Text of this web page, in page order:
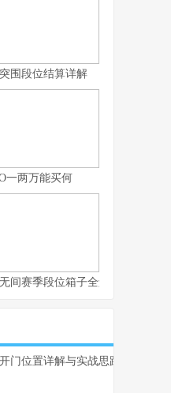
围段位结算详解
路
一两万能买何
间赛季段位箱子全解析与实用思
门位置详解与实战思路